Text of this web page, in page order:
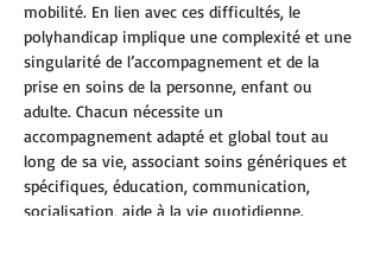
mobilité. En lien avec ces difficultés, le
polyhandicap implique une complexité et une
singularité de l’accompagnement et de la
prise en soins de la personne, enfant ou
adulte. Chacun nécessite un
accompagnement adapté et global tout au
long de sa vie, associant soins génériques et
spécifiques, éducation, communication,
socialisation, aide à la vie quotidienne.